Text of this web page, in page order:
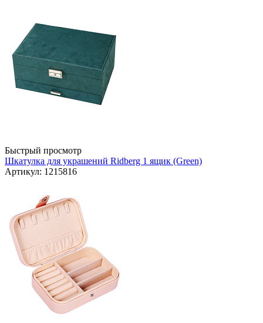
Быстрый просмотр
Шкатулка для украшений Ridberg 1 ящик (Green)
Артикул: 1215816